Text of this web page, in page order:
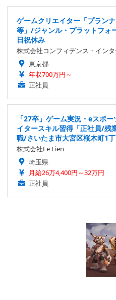
ゲームクリエイター「プラン
等」/ジャンル・プラットフォ
日祝休み
株式会社コンフィデンス・イン
東京都
年収700万円～
正社員
「27卒」ゲーム実況・eスポ
イタースキル習得「正社員/残
職/さいたま市大宮区桜木町1
株式会社Le Lien
埼玉県
月給26万4,400円～32万円
正社員